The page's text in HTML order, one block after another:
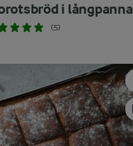
i långpanna
(5)